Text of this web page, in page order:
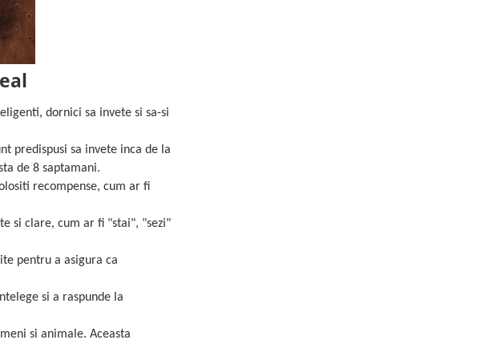
dornici sa invete si sa-si
predispusi sa invete inca de la
de 8 saptamani.
recompense, cum ar fi
si clare, cum ar fi "stai", "sezi"
pentru a asigura ca
si a raspunde la
si animale. Aceasta